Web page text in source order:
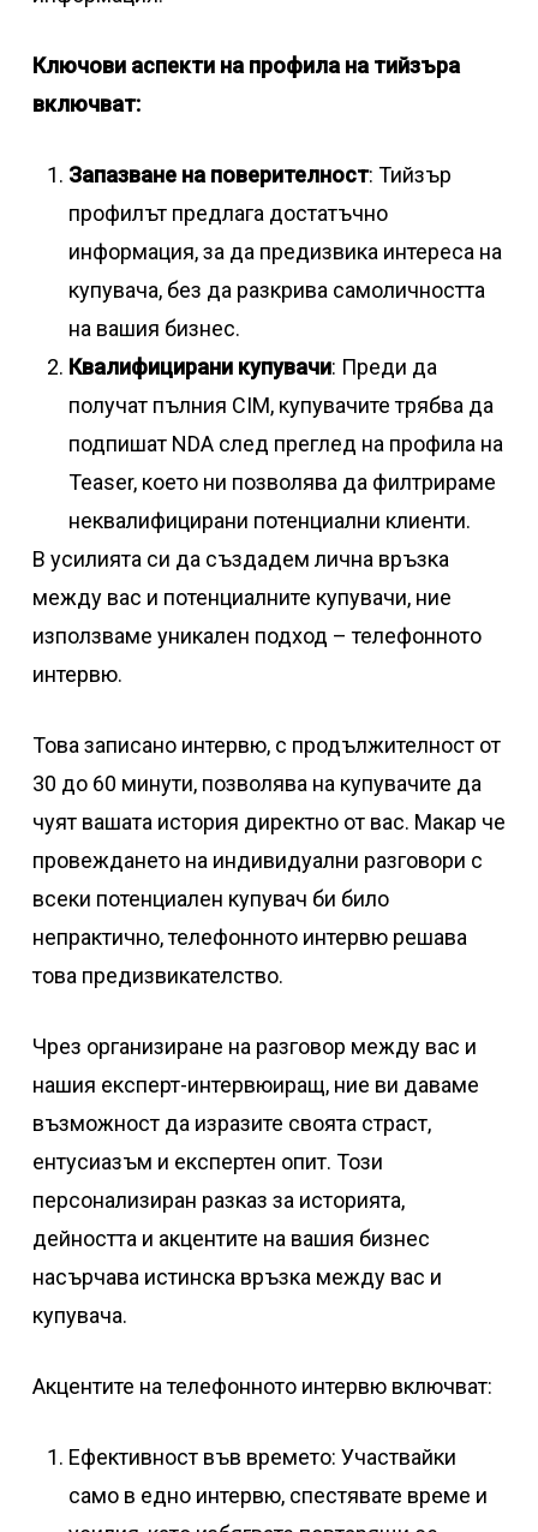
Ключови аспекти на профила на тийзъра
включват:
Запазване на поверителност: Тийзър
профилът предлага достатъчно
информация, за да предизвика интереса на
купувача, без да разкрива самоличността
на вашия бизнес.
Квалифицирани купувачи: Преди да
получат пълния CIM, купувачите трябва да
подпишат NDA след преглед на профила на
Teaser, което ни позволява да филтрираме
неквалифицирани потенциални клиенти.
В усилията си да създадем лична връзка
между вас и потенциалните купувачи, ние
използваме уникален подход – телефонното
интервю.
Това записано интервю, с продължителност от
30 до 60 минути, позволява на купувачите да
чуят вашата история директно от вас. Макар че
провеждането на индивидуални разговори с
всеки потенциален купувач би било
непрактично, телефонното интервю решава
това предизвикателство.
Чрез организиране на разговор между вас и
нашия експерт-интервюиращ, ние ви даваме
възможност да изразите своята страст,
ентусиазъм и експертен опит. Този
персонализиран разказ за историята,
дейността и акцентите на вашия бизнес
насърчава истинска връзка между вас и
купувача.
Акцентите на телефонното интервю включват:
Ефективност във времето: Участвайки
само в едно интервю, спестявате време и